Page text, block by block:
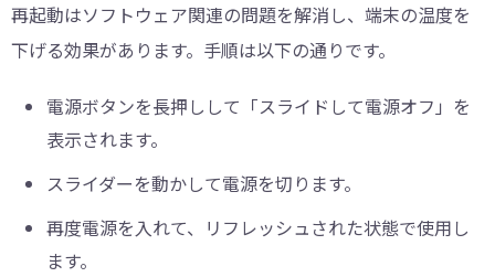
再起動はソフトウェア関連の問題を解消し、端末の温度を
下げる効果があります。手順は以下の通りです。
電源ボタンを長押しして「スライドして電源オフ」を
表示されます。
スライダーを動かして電源を切ります。
再度電源を入れて、リフレッシュされた状態で使用し
ます。